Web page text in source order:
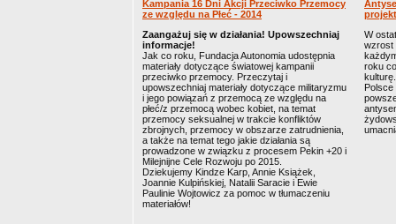
Kampania 16 Dni Akcji Przeciwko Przemocy
ze względu na Płeć - 2014
Zaangażuj się w działania! Upowszechniaj
informacje!
Jak co roku, Fundacja Autonomia udostępnia
materiały dotyczące światowej kampanii
przeciwko przemocy. Przeczytaj i
upowszechniaj materiały dotyczące militaryzmu
i jego powiązań z przemocą ze względu na
płeć/z przemocą wobec kobiet, na temat
przemocy seksualnej w trakcie konfliktów
zbrojnych, przemocy w obszarze zatrudnienia,
a także na temat tego jakie działania są
prowadzone w związku z procesem Pekin +20 i
Milejnijne Cele Rozwoju po 2015.
Dziekujemy Kindze Karp, Annie Książek,
Joannie Kulpińskiej, Natalii Saracie i Ewie
Paulinie Wojtowicz za pomoc w tłumaczeniu
materiałów!
projekt
W
wzrost
roku